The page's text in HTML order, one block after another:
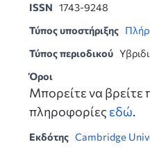
ISSN 1743-9248
Τύπος υποστήριξης
Τύπος περιοδικού
Όροι
Μπορείτε να βρείτε
πληροφορίες εδώ.
Εκδότης Cambridge